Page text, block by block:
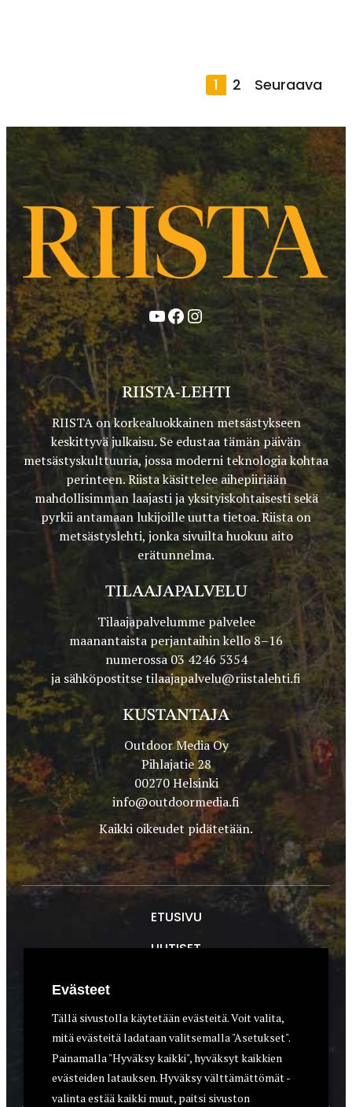
1 2 Seuraava
YouTube
Facebook
Instagram
RIISTA-LEHTI
RIISTA on korkealuokkainen metsästykseen
keskittyvä julkaisu. Se edustaa tämän päivän
metsästyskulttuuria, jossa moderni teknologia kohtaa
perinteen. Riista käsittelee aihepiiriään
mahdollisimman laajasti ja yksityiskohtaisesti sekä
pyrkii antamaan lukijoille uutta tietoa. Riista on
metsästyslehti, jonka sivuilta huokuu aito
erätunnelma.
TILAAJAPALVELU
Tilaajapalvelumme palvelee
maanantaista perjantaihin kello 8–16
numerossa 03 4246 5354
ja sähköpostitsetilaajapalvelu@riistalehti.fi
KUSTANTAJA
Outdoor Media Oy
Pihlajatie 28
00270 Helsinki
info@outdoormedia.fi
Kaikki oikeudet pidätetään.
ETUSIVU
UUTISET
ASEET & OPTIIKKA
VARUSTEET
KOIRAT
Evästeet
Tällä sivustolla käytetään evästeitä. Voit valita,
mitä evästeitä ladataan valitsemalla "Asetukset".
Painamalla "Hyväksy kaikki", hyväksyt kaikkien
evästeiden latauksen. Hyväksy välttämättömät -
valinta estää kaikki muut, paitsi sivuston